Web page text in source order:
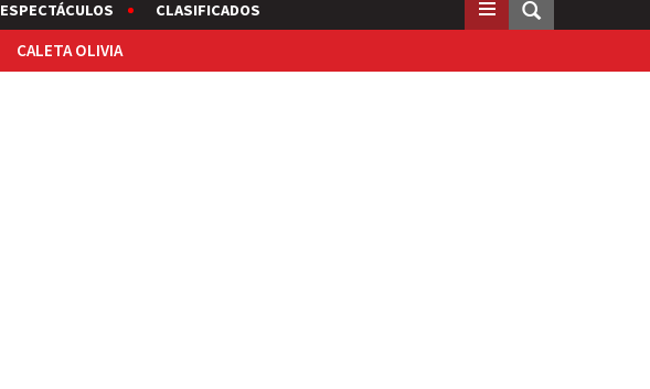
ESPECTÁCULOS CLASIFICADOS
CALETA OLIVIA